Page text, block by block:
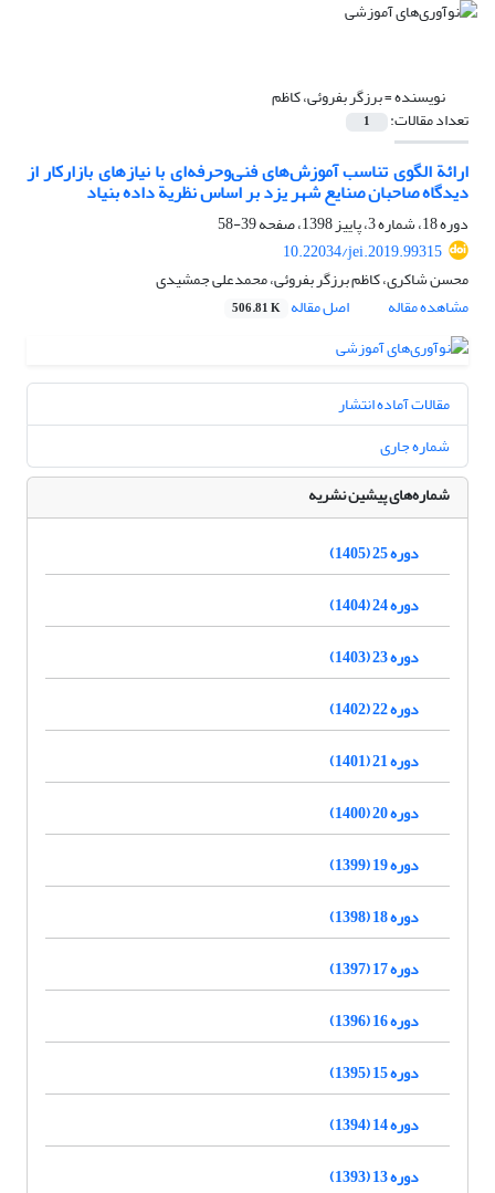
نویسنده =برزگر بفروئی، کاظم
تعداد مقالات: 1
ارائة الگوی تناسب آموزش‌های فنی‌وحرفه‌ای با نیازهای بازارکار از
دیدگاه صاحبان صنایع شهر یزد بر اساس نظریة داده بنیاد
دوره 18، شماره 3، پاییز 1398، صفحه
39-58
10.22034/jei.2019.99315
محسن شاکری، کاظم برزگر بفروئی، محمدعلی جمشیدی
مشاهده مقاله
اصل مقاله 506.81 K
مقالات آماده انتشار
شماره جاری
شماره‌های پیشین نشریه
دوره 25 (1405)
دوره 24 (1404)
دوره 23 (1403)
دوره 22 (1402)
دوره 21 (1401)
دوره 20 (1400)
دوره 19 (1399)
دوره 18 (1398)
دوره 17 (1397)
دوره 16 (1396)
دوره 15 (1395)
دوره 14 (1394)
دوره 13 (1393)